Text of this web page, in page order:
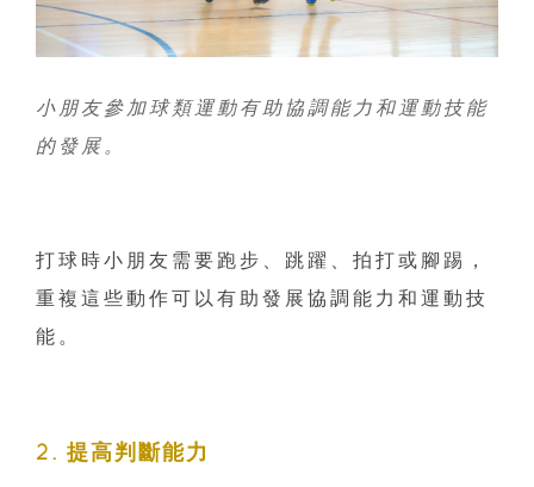
小朋友參加球類運動有助協調能力和運動技能
的發展。
打球時小朋友需要跑步、跳躍、拍打或腳踢，
重複這些動作可以有助發展協調能力和運動技
能。
2. 提高判斷能力